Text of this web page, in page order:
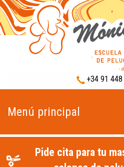
+34 91
Menú principal
Pide cita para tu